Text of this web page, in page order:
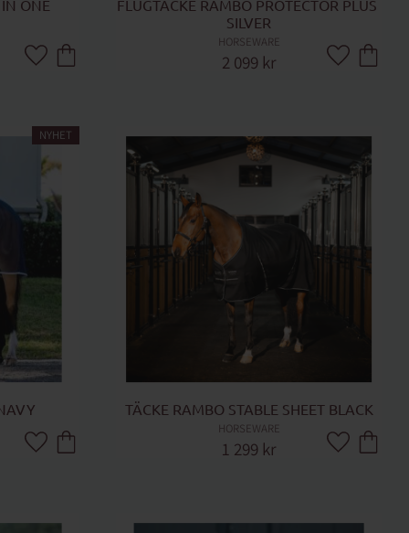
ONE
Lägg till i favoriter
FLUGTÄCKE RAMBO PROTECTOR PLUS
SILVER
HORSEWARE
2 099 kr Lägg till i
NYHET
Lägg till i favoriter
TÄCKE RAMBO STABLE SHEET BLACK
HORSEWARE
1 299 kr Lägg till i